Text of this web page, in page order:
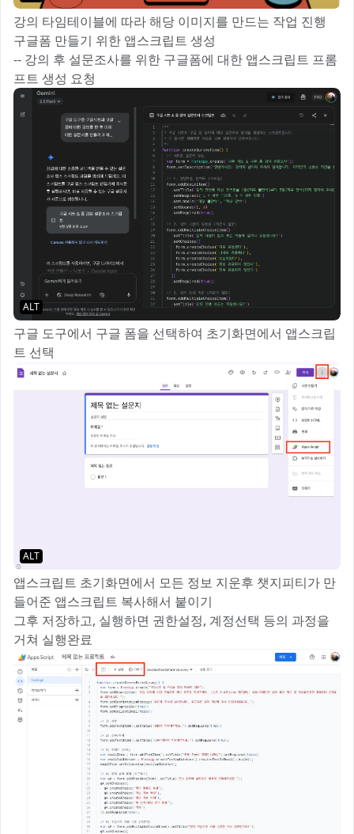
강의 타임테이블에 따라 해당 이미지를 만드는 작업 진행
구글폼 만들기 위한 앱스크립트 생성
-- 강의 후 설문조사를 위한 구글폼에 대한 앱스크립트 프롬
프트 생성 요청
ALT
구글 도구에서 구글 폼을 선택하여 초기화면에서 앱스크립
트 선택
ALT
앱스크립트 초기화면에서 모든 정보 지운후 챗지피티가 만
들어준 앱스크립트 복사해서 붙이기
그후 저장하고, 실행하면 권한설정, 계정선택 등의 과정을
거쳐 실행완료